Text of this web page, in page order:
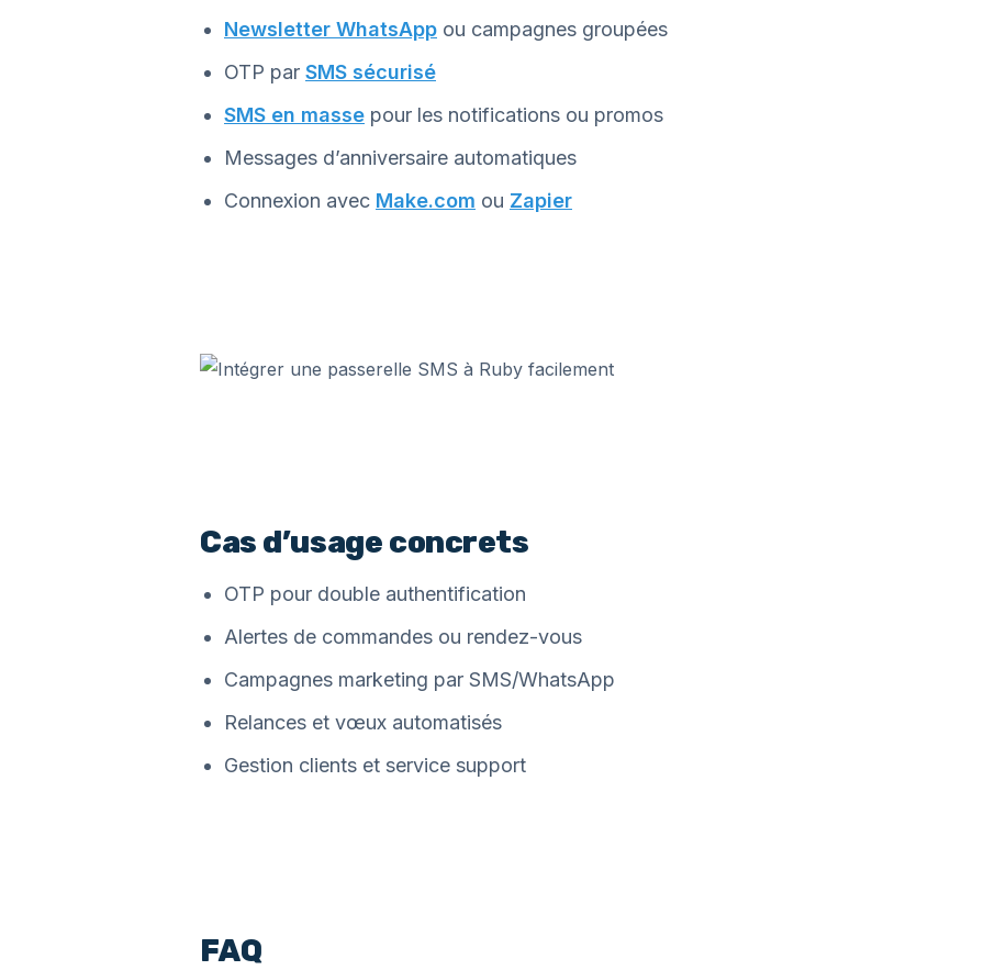
Newsletter WhatsApp ou campagnes groupées
OTP par SMS sécurisé
SMS en masse pour les notifications ou promos
Messages d’anniversaire automatiques
Connexion avec Make.com ou Zapier
Cas d’usage concrets
OTP pour double authentification
Alertes de commandes ou rendez-vous
Campagnes marketing par SMS/WhatsApp
Relances et vœux automatisés
Gestion clients et service support
FAQ